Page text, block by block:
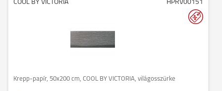
COOL BY VICTORIA HPRV00151
Krepp-papír, 50x200 cm, COOL BY VICTORIA, világosszürke